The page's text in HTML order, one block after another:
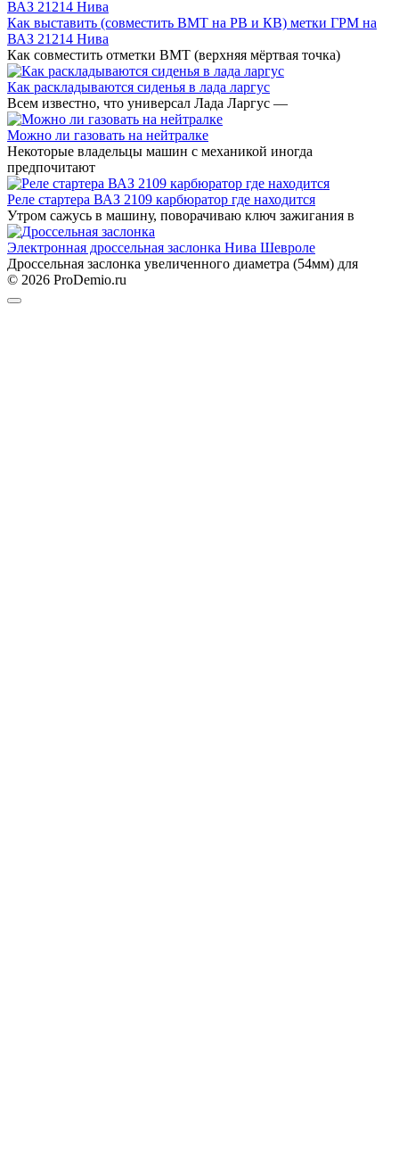
Как выставить (совместить ВМТ на РВ и КВ) метки ГРМ на
ВАЗ 21214 Нива
Как совместить отметки ВМТ (верхняя мёртвая точка)
Как раскладываются сиденья в лада ларгус
Всем известно, что универсал Лада Ларгус —
Можно ли газовать на нейтралке
Некоторые владельцы машин с механикой иногда
предпочитают
Реле стартера ВАЗ 2109 карбюратор где находится
Утром сажусь в машину, поворачиваю ключ зажигания в
Электронная дроссельная заслонка Нива Шевроле
Дроссельная заслонка увеличенного диаметра (54мм) для
© 2026 ProDemio.ru